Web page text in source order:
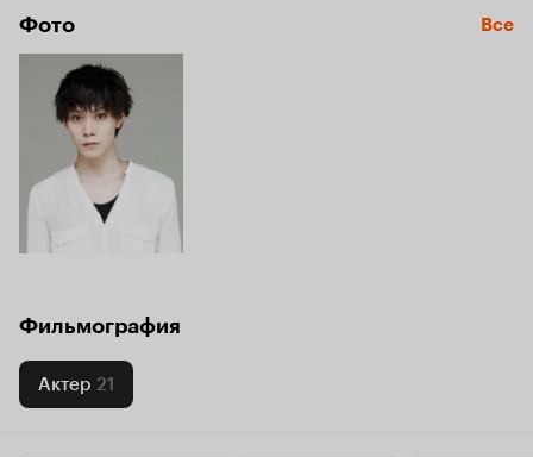
Фото Все
Фильмография
Актер 21